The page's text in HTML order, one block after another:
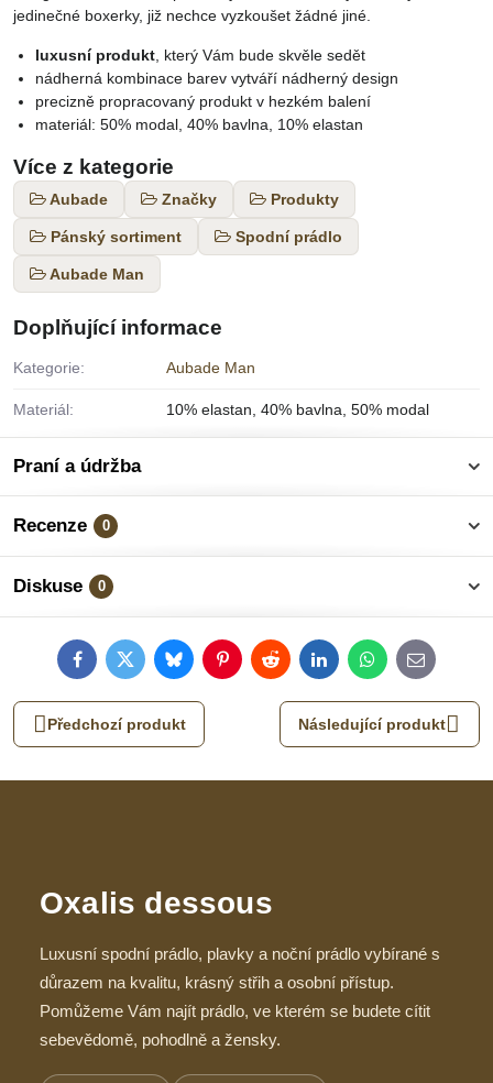
jedinečné boxerky, již nechce vyzkoušet žádné jiné.
luxusní produkt, který Vám bude skvěle sedět
nádherná kombinace barev vytváří nádherný design
precizně propracovaný produkt v hezkém balení
materiál: 50% modal, 40% bavlna, 10% elastan
Více z kategorie
Aubade Značky Produkty
Pánský sortiment Spodní prádlo
Aubade Man
Doplňující informace
Kategorie: Aubade Man
Materiál: 10% elastan, 40% bavlna, 50% modal
Praní a údržba
Recenze 0
Diskuse 0
FacebookTwitterBlueskyPinterestRedditLinkedInWhatsApp
E-
mail
Předchozí produkt Následující produkt
Oxalis dessous
Luxusní spodní prádlo, plavky a noční prádlo vybírané s
důrazem na kvalitu, krásný střih a osobní přístup.
Pomůžeme Vám najít prádlo, ve kterém se budete cítit
sebevědomě, pohodlně a žensky.